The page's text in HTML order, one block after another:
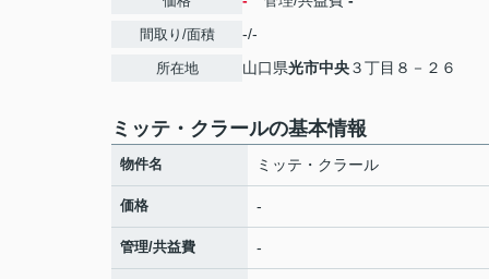
間取り/面積 -/-
所在地 山口県光市中央３丁目８－２６
ミッテ・クラールの基本情報
物件名 ミッテ・クラール
価格 -
管理/共益費 -